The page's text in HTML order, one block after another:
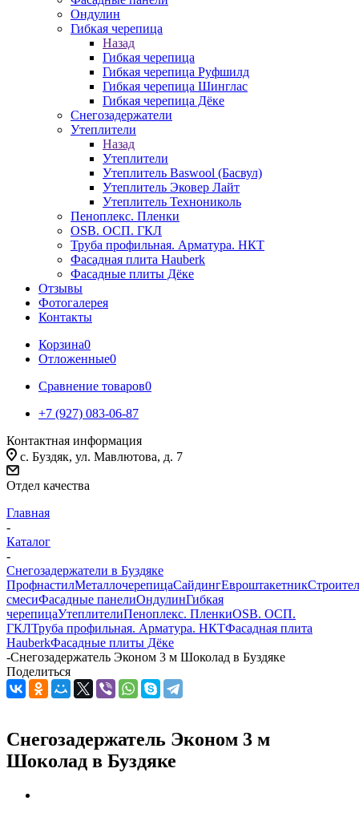
Ондулин
Гибкая черепица
Назад
Гибкая черепица
Гибкая черепица Руфшилд
Гибкая черепица Шинглас
Гибкая черепица Дёке
Снегозадержатели
Утеплители
Назад
Утеплители
Утеплитель Baswool (Басвул)
Утеплитель Эковер Лайт
Утеплитель Технониколь
Пеноплекс. Пленки
OSB. ОСП. ГКЛ
Труба профильная. Арматура. НКТ
Фасадная плита Hauberk
Фасадные плиты Дёке
Отзывы
Фотогалерея
Контакты
Корзина0
Отложенные0
Сравнение товаров0
+7 (927) 083-06-87
Контактная информация
c. Буздяк, ул. Мавлютова, д. 7
Отдел качества
Главная
-
Каталог
-
Снегозадержатели в Буздяке
ПрофнастилМеталлочерепицаСайдингЕвроштакетник
смесиФасадные панелиОндулинГибкая
черепицаУтеплителиПеноплекс. ПленкиOSB. ОСП.
ГКЛТруба профильная. Арматура. НКТФасадная плита
HauberkФасадные плиты Дёке
-Снегозадержатель Эконом 3 м Шоколад в Буздяке
Поделиться
Снегозадержатель Эконом 3 м
Шоколад в Буздяке